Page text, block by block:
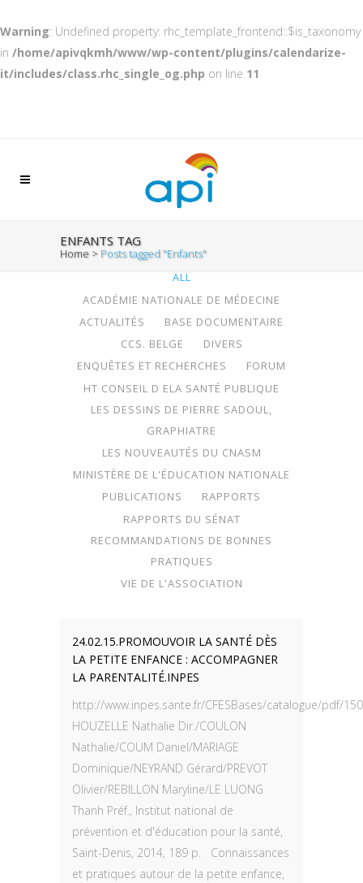
Warning: Undefined property: rhc_template_frontend::$is_taxonomy
in /home/apivqkmh/www/wp-content/plugins/calendarize-
it/includes/class.rhc_single_og.php on line 11
ENFANTS TAG
Home > Posts tagged "Enfants"
ALL
ACADÉMIE NATIONALE DE MÉDECINE
ACTUALITÉS
BASE DOCUMENTAIRE
CCS. BELGE
DIVERS
ENQUÊTES ET RECHERCHES
FORUM
HT CONSEIL D ELA SANTÉ PUBLIQUE
LES DESSINS DE PIERRE SADOUL,
GRAPHIATRE
LES NOUVEAUTÉS DU CNASM
MINISTÈRE DE L'ÉDUCATION NATIONALE
PUBLICATIONS
RAPPORTS
RAPPORTS DU SÉNAT
RECOMMANDATIONS DE BONNES
PRATIQUES
VIE DE L'ASSOCIATION
24.02.15.PROMOUVOIR LA SANTÉ DÈS
LA PETITE ENFANCE : ACCOMPAGNER
LA PARENTALITÉ.INPES
http://www.inpes.sante.fr/CFESBases/catalogue/pdf/
HOUZELLE Nathalie Dir./COULON
Nathalie/COUM Daniel/MARIAGE
Dominique/NEYRAND Gérard/PREVOT
Olivier/REBILLON Maryline/LE LUONG
Thanh Préf., Institut national de
prévention et d'éducation pour la santé,
Saint-Denis, 2014, 189 p. Connaissances
et pratiques autour de la petite enfance,